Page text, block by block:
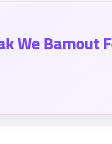
We Bamout